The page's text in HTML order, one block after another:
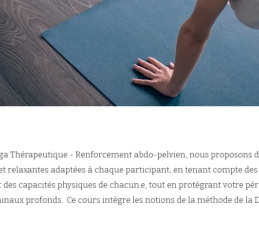
Thérapeutique - Renforcement abdo-pelvien, nous proposons
relaxantes adaptées à chaque participant, en tenant compte
capacités physiques de chacun.e, tout en protégrant votre
profonds. Ce cours intègre les notions de la méthode de la